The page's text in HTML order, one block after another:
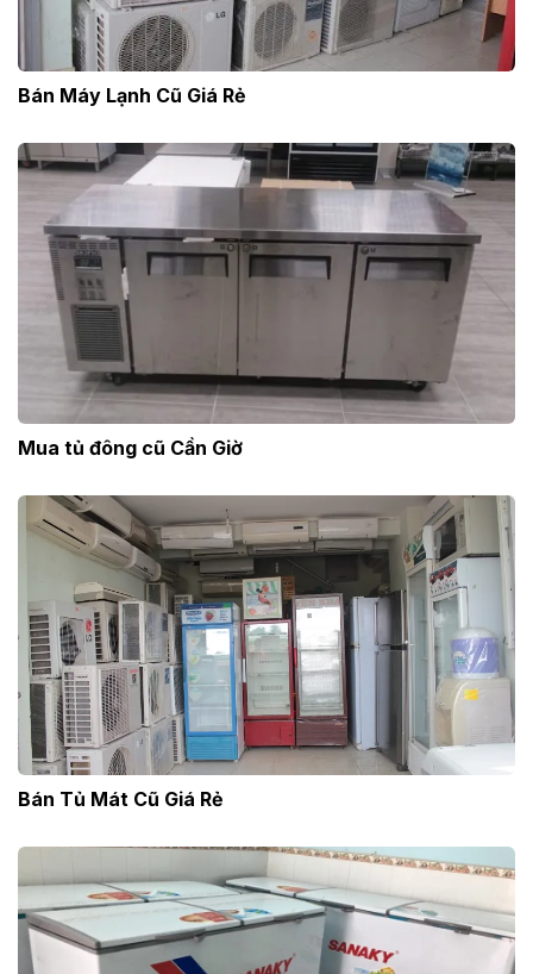
Bán Máy Lạnh Cũ Giá Rẻ
Mua tủ đông cũ Cần Giờ
Bán Tủ Mát Cũ Giá Rẻ